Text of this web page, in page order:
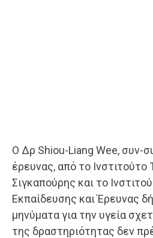
Ο Δρ Shiou-Liang Wee, συν-
έρευνας, από το Ινστιτούτο
Σιγκαπούρης και το
Εκπαίδευσης και Έρευνας
μηνύματα για την υγεία
της δραστηριότητας δεν